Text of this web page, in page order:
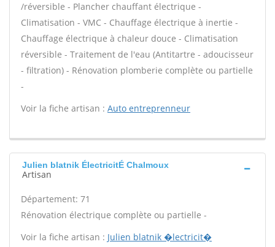
/réversible - Plancher chauffant électrique -
Climatisation - VMC - Chauffage électrique à inertie -
Chauffage électrique à chaleur douce - Climatisation
réversible - Traitement de l'eau (Antitartre - adoucisseur
- filtration) - Rénovation plomberie complète ou partielle
-
Voir la fiche artisan : Auto entreprenneur
Julien blatnik ÉlectricitÉ Chalmoux
Artisan
Département: 71
Rénovation électrique complète ou partielle -
Voir la fiche artisan : Julien blatnik �lectricit�